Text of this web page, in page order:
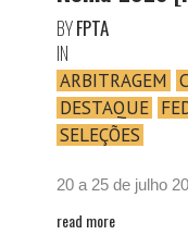
BYFPTA
IN
ARBITRAGEM
DESTAQUE
SELEÇÕES
20 a 25 de julho
read more